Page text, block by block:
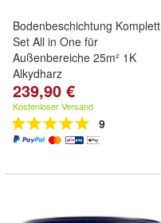
Bodenbeschichtung Komplett
Set All in One für
Außenbereiche 25m² 1K
Alkydharz
239,90 €
Kostenloser Versand
9